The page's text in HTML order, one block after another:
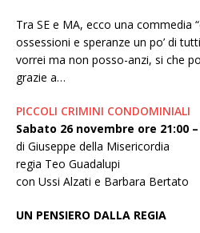
Tra SE e MA, ecco una commedia
ossessioni e speranze un po’ di
vorrei ma non posso-anzi, si che
grazie a…
PICCOLI CRIMINI CONDOMINIALI
Sabato 26 novembre ore 21:00
di Giuseppe della Misericordia
regia Teo Guadalupi
con Ussi Alzati e Barbara Bertato
UN PENSIERO DALLA REGIA